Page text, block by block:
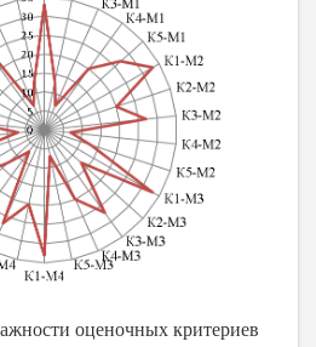
оценочных критериев